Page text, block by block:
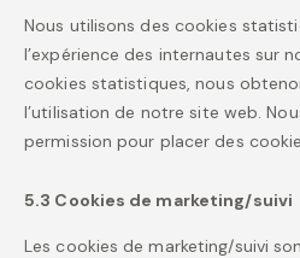
Nous utilisons des cookies
l’expérience des internautes sur
cookies statistiques, nous
l’utilisation de notre site web.
permission pour placer des
5.3 Cookies de marketing/suivi
Les cookies de marketing/suivi